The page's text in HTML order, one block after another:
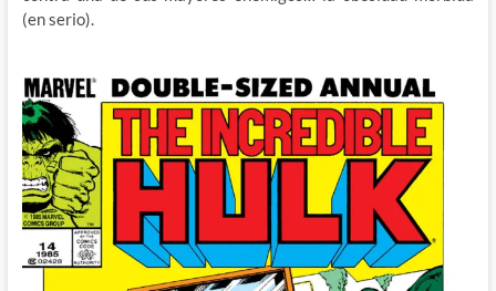
(en serio).